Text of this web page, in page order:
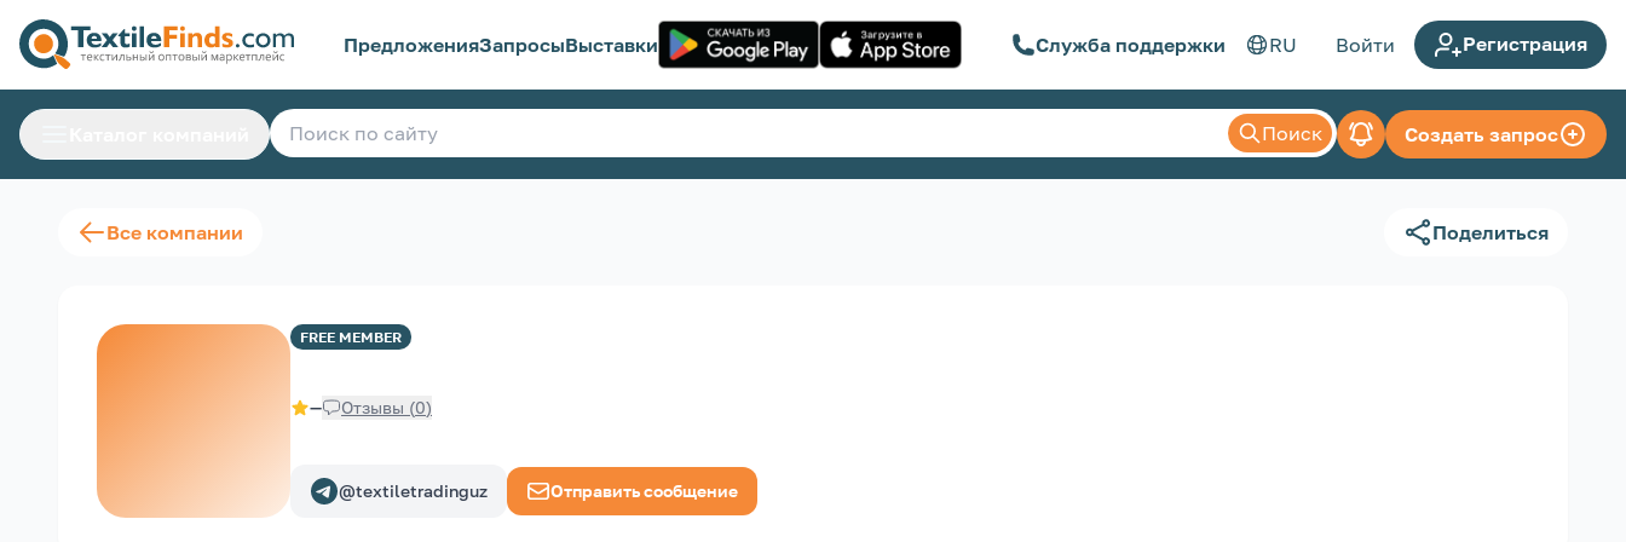
ПредложенияЗапросыВыставки Служба поддержки RU Войти Регистрация
Поиск Создать запрос
Все компании Поделиться
FREE MEMBER
— Отзывы (0)
@textiletradinguz Отправить сообщение